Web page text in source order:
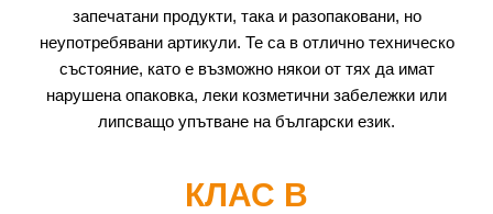
запечатани продукти, така и разопаковани, но
неупотребявани артикули. Те са в отлично техническо
състояние, като е възможно някои от тях да имат
нарушена опаковка, леки козметични забележки или
липсващо упътване на български език.
КЛАС B